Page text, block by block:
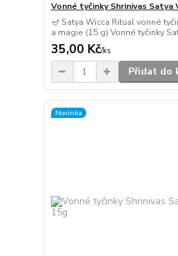
Vonné tyčinky Shrinivas Satya
🪔 Satya Wicca Ritual vonné
a magie (15 g) Vonné tyčinky
35,00 Kč/ks
Přidat do
Novinka